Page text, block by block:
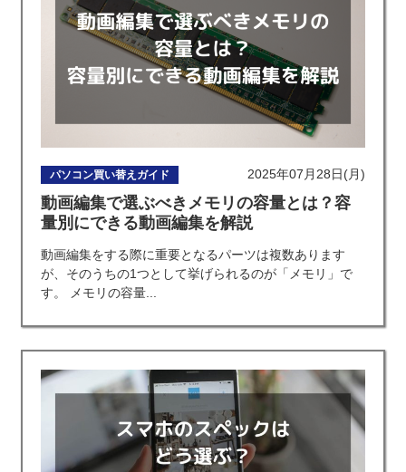
パソコン買い替えガイド 2025年07月28日(月)
動画編集で選ぶべきメモリの容量とは？容
量別にできる動画編集を解説
動画編集をする際に重要となるパーツは複数あります
が、そのうちの1つとして挙げられるのが「メモリ」で
す。 メモリの容量...